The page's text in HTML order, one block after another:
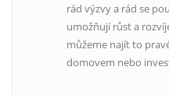
rád výzvy a rád se
umožňují růst a
můžeme najít to
domovem nebo